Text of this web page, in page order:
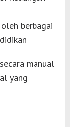
berbagai
manual
yang